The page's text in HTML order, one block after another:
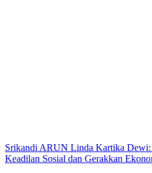
Srikandi ARUN Linda Kartika
Keadilan Sosial dan Gerakkan